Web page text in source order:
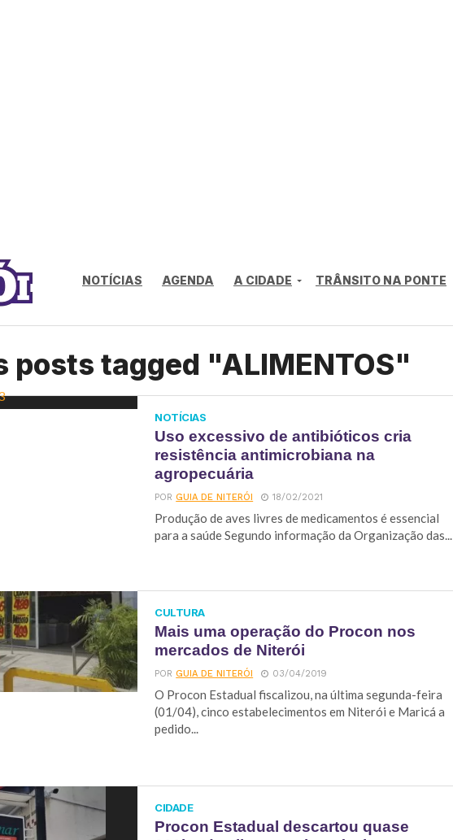
NOTÍCIAS AGENDA A CIDADE TRÂNSITO NA PONTE
posts tagged "ALIMENTOS"
NOTÍCIAS
Uso excessivo de antibióticos cria
resistência antimicrobiana na
agropecuária
PORGUIA DE NITERÓI 18/02/2021
Produção de aves livres de medicamentos é essencial
para a saúde Segundo informação da Organização das...
CULTURA
Mais uma operação do Procon nos
mercados de Niterói
PORGUIA DE NITERÓI 03/04/2019
O Procon Estadual fiscalizou, na última segunda-feira
(01/04), cinco estabelecimentos em Niterói e Maricá a
pedido...
CIDADE
Procon Estadual descartou quase